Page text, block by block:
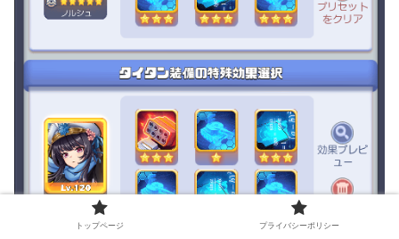
トップページ プライバシーポリシー